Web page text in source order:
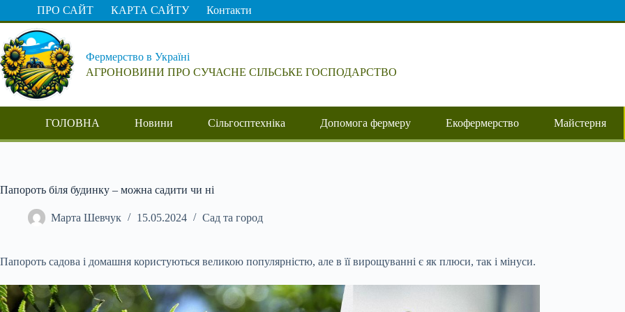
Перейти
вмісту
ПРО САЙТ КАРТА САЙТУ Контакти
Фермерство в Україні
АГРОНОВИНИ ПРО СУЧАСНЕ СІЛЬСЬКЕ ГОСПОДАРСТВО
ГОЛОВНА Новини Сільгосптехніка Допомога фермеру Екофермерство Майстерня
Папороть біля будинку – можна садити чи ні
Марта Шевчук 15.05.2024 Сад та город
Папороть садова і домашня користуються великою популярністю, але в її вирощуванні є як плюси, так і мінуси.